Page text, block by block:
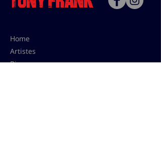
Home
Artistes
Bio